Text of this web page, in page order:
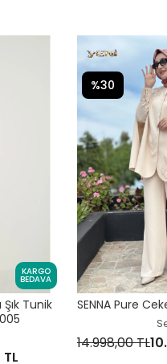
KARGO
BEDAVA
Şık Tunik
SENNA
14.998,00 TL
%30